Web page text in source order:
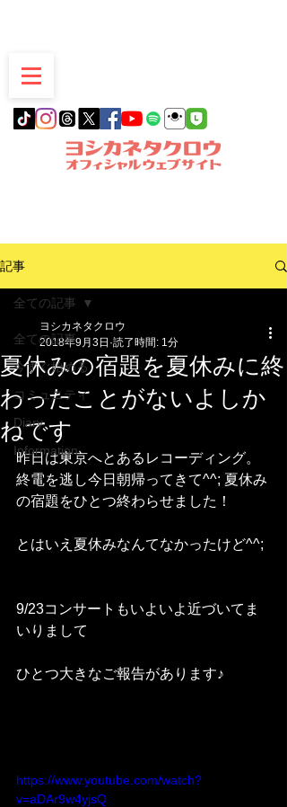
記事
全ての記事
今すぐ始める
コミュニティ
Diary
Information
全ての記事
夏休みの宿題を夏休みに終
わったことがないよしか
ねです
ヨシカネタクロウ
2018年9月3日 読了時間: 1分
昨日は東京へとあるレコーディング。
終電を逃し今日朝帰ってきて^^; 夏休み
の宿題をひとつ終わらせました！
とはいえ夏休みなんてなかったけど^^;
9/23コンサートもいよいよ近づいてま
いりまして
ひとつ大きなご報告があります♪
https://www.youtube.com/watch?
v=aDAr9w4yjsQ